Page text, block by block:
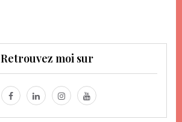
Retrouvez moi sur